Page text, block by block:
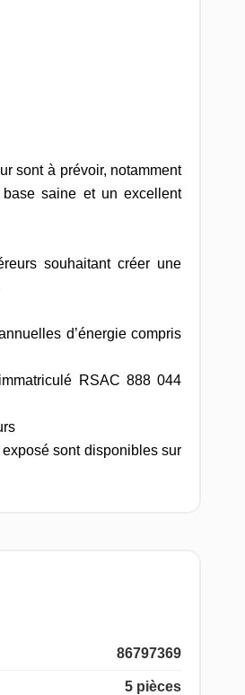
sont à prévoir, notamment
saine et un excellent
souhaitant créer une
d’énergie compris
RSAC 888 044
sont disponibles sur
86797369
5 pièces